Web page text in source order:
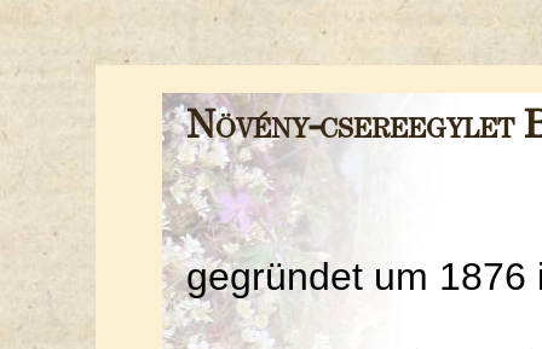
Növény-csereegylet
gegründet um 1876